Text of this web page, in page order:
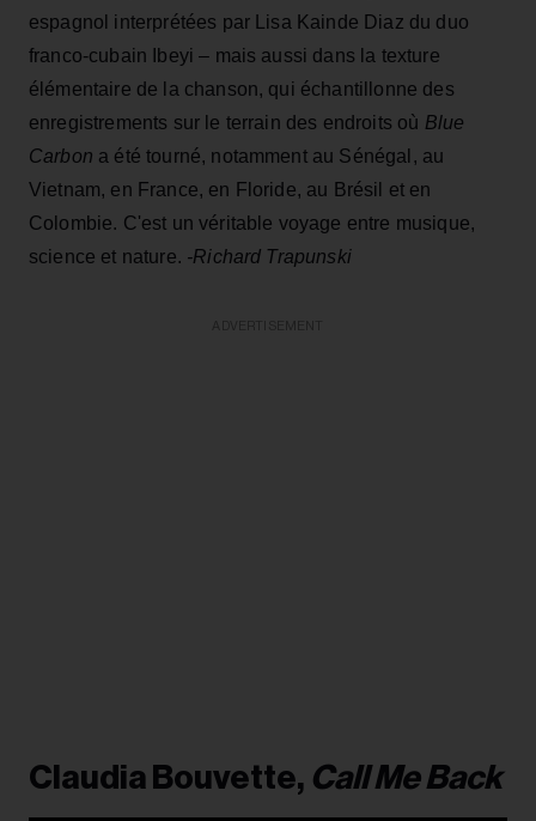
espagnol interprétées par Lisa Kainde Diaz du duo
franco-cubain Ibeyi – mais aussi dans la texture
élémentaire de la chanson, qui échantillonne des
enregistrements sur le terrain des endroits où Blue
Carbon a été tourné, notamment au Sénégal, au
Vietnam, en France, en Floride, au Brésil et en
Colombie. C'est un véritable voyage entre musique,
science et nature. -Richard Trapunski
Claudia Bouvette, Call Me Back